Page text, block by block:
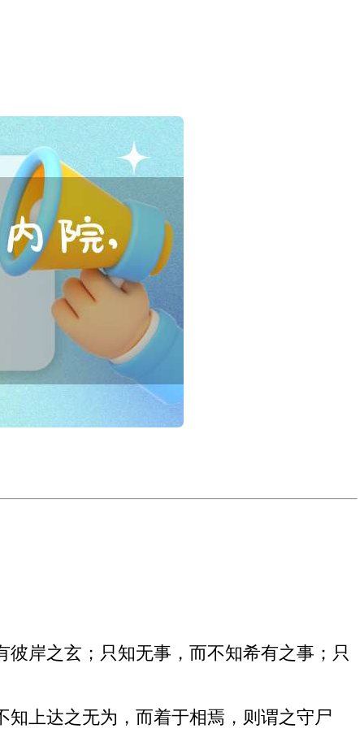
岸之玄；只知无事，而不知希有之事；只
上达之无为，而着于相焉，则谓之守尸